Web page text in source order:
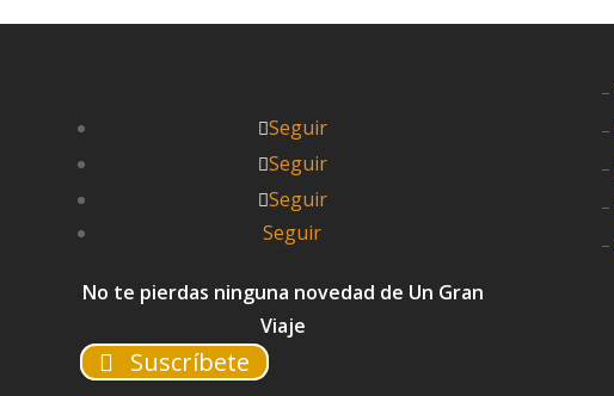
Seguir
Seguir
Seguir
Seguir
No te pierdas ninguna novedad de Un Gran
Viaje
Suscríbete
–
–
–
–
–